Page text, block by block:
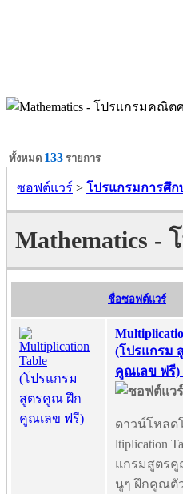
ทั้งหมด 133 รายการ
ซอฟต์แวร์ > โปรแกรมการศึก
Mathematics -
ชื่อซอฟต์แวร์
(โปรแกรม
คูณเลข ฟรี)
ดาวน์โหลด
ltiplication
แกรมสูตรคู
นูๆ ฝึกคูณตั